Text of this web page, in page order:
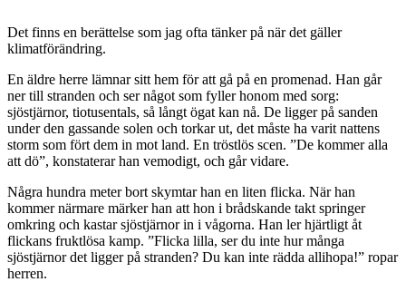
Det finns en berättelse som jag ofta tänker på när det gäller
klimatförändring.
En äldre herre lämnar sitt hem för att gå på en promenad. Han går
ner till stranden och ser något som fyller honom med sorg:
sjöstjärnor, tiotusentals, så långt ögat kan nå. De ligger på sanden
under den gassande solen och torkar ut, det måste ha varit nattens
storm som fört dem in mot land. En tröstlös scen. ”De kommer alla
att dö”, konstaterar han vemodigt, och går vidare.
Några hundra meter bort skymtar han en liten flicka. När han
kommer närmare märker han att hon i brådskande takt springer
omkring och kastar sjöstjärnor in i vågorna. Han ler hjärtligt åt
flickans fruktlösa kamp. ”Flicka lilla, ser du inte hur många
sjöstjärnor det ligger på stranden? Du kan inte rädda allihopa!” ropar
herren.